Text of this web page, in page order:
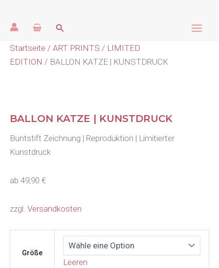
Inhalt
springen
Suchen
Main
Startseite / ART PRINTS / LIMITED
EDITION / BALLON KATZE | KUNSTDRUCK
BALLON KATZE | KUNSTDRUCK
Buntstift Zeichnung | Reproduktion | Limitierter
Kunstdruck
ab 49,90 €
zzgl. Versandkosten
Größe
Leeren
KUNSTDRUCK
Menge